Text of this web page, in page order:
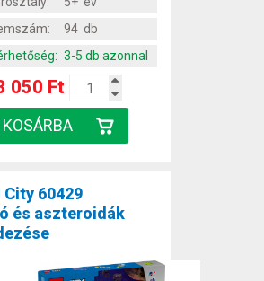
94 db
3-5 db azonnal
050 Ft
City 60429
és aszteroidák